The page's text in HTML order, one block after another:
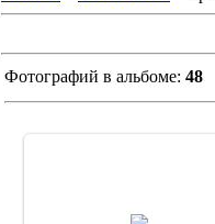
Фотографий в альбоме: 48